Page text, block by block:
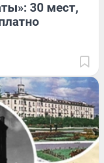
30 мест,